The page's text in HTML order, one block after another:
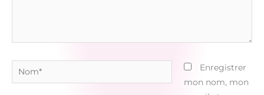
Nom*
Enregistrer
mon nom, mon